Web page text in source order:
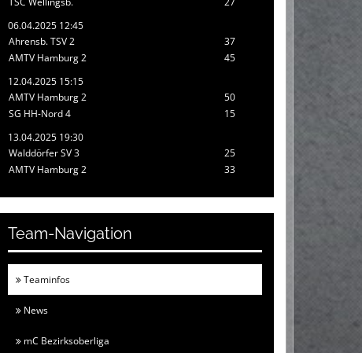
06.04.2025 12:45
Ahrensb. TSV 2
37
AMTV Hamburg 2
45
12.04.2025 15:15
AMTV Hamburg 2
50
SG HH-Nord 4
15
13.04.2025 19:30
Walddörfer SV 3
25
AMTV Hamburg 2
33
Team-Navigation
Teaminfos
News
mC Bezirksoberliga